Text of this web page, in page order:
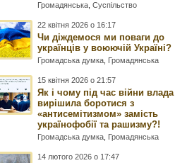
Громадянська ,Суспільство
22 квітня 2026 о 16:17
Чи діждемося ми поваги до
українців у воюючій Україні?
Громадська думка Громадянська
15 квітня 2026 о 21:57
Як і чому під час війни влада
вирішила боротися з
«антисемітизмом» замість
українофобії та рашизму?!
Громадська думка Громадянська
14 лютого 2026 о 17:47